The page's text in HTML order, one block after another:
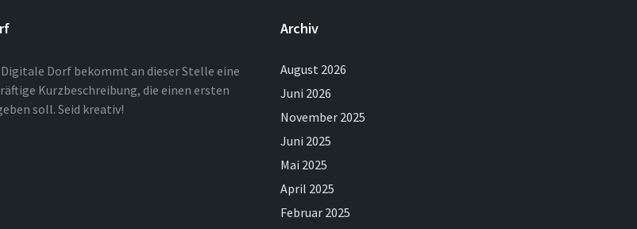
Digitale Dorf bekommt an dieser Stelle eine
Kurzbeschreibung, die einen ersten
soll. Seid kreativ!
Archiv
August 2026
Juni 2026
November 2025
Juni 2025
Mai 2025
April 2025
Februar 2025